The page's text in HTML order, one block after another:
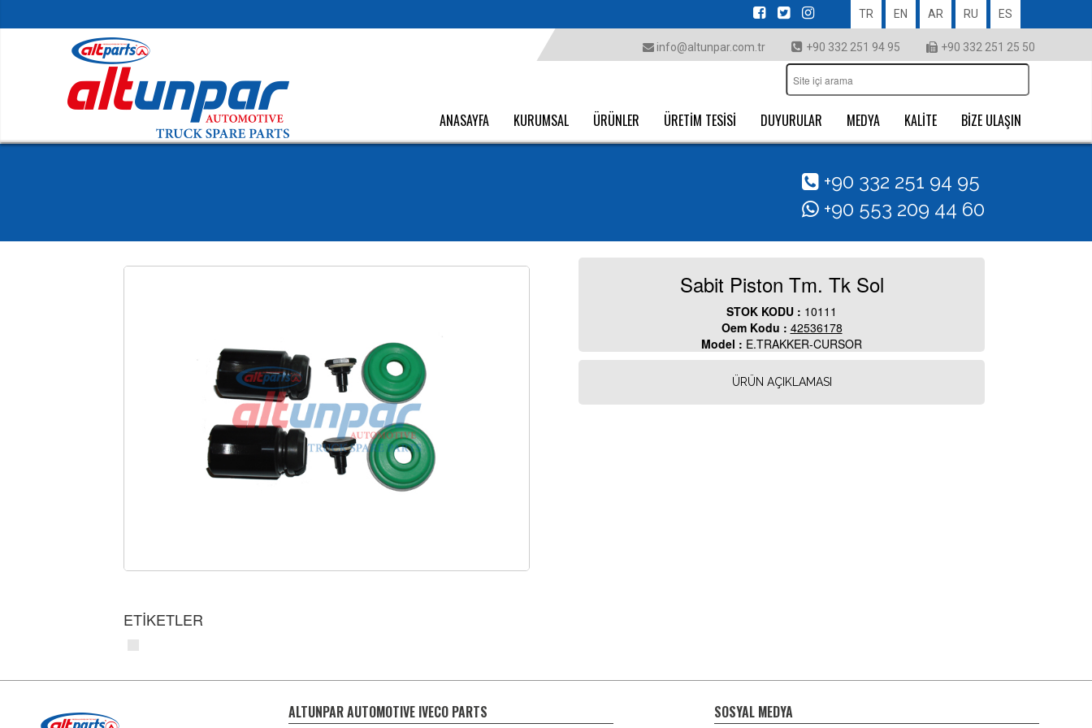
TR EN AR RU ES
info@altunpar.com.tr +90 332 251 94 95 +90 332 251 25 50
ANASAYFA KURUMSAL ÜRÜNLER ÜRETİM TESİSİ DUYURULAR MEDYA KALİTE BİZE ULAŞIN
+90 332 251 94 95
+90 553 209 44 60
Sabit Piston Tm. Tk Sol
STOK KODU : 10111
Oem Kodu : 42536178
Model : E.TRAKKER-CURSOR
ÜRÜN AÇIKLAMASI
ETİKETLER
ALTUNPAR AUTOMOTIVE IVECO PARTS SOSYAL MEDYA